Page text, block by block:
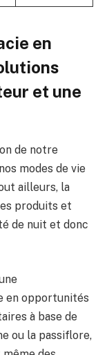
en
et une
de notre
modes de vie
ailleurs, la
produits et
de nuit et donc
en opportunités
à base de
ou la passiflore,